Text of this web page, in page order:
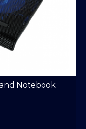
Notebook